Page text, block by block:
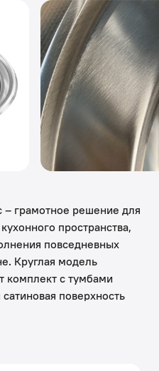
– грамотное решение для
пространства,
повседневных
Круглая модель
комплект с тумбами
поверхность
кухонной